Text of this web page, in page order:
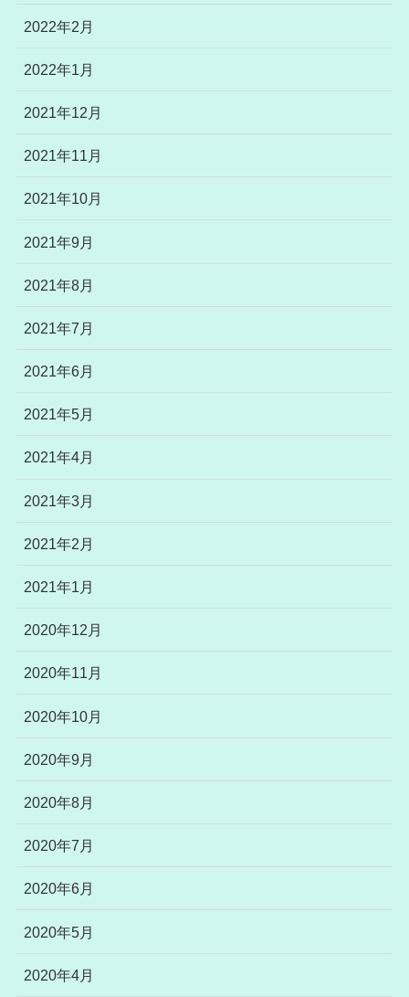
2022年2月
2022年1月
2021年12月
2021年11月
2021年10月
2021年9月
2021年8月
2021年7月
2021年6月
2021年5月
2021年4月
2021年3月
2021年2月
2021年1月
2020年12月
2020年11月
2020年10月
2020年9月
2020年8月
2020年7月
2020年6月
2020年5月
2020年4月